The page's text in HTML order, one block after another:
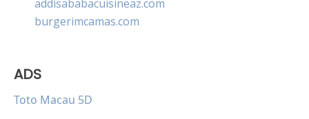
addisababacuisineaz.com
burgerimcamas.com
ADS
Toto Macau 5D